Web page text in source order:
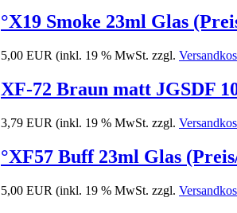
°X19 Smoke 23ml Glas
5,00 EUR (inkl. 19 % MwSt. zzgl.
XF-72 Braun matt JGSDF
3,79 EUR (inkl. 19 % MwSt. zzgl.
°XF57 Buff 23ml Glas
5,00 EUR (inkl. 19 % MwSt. zzgl.